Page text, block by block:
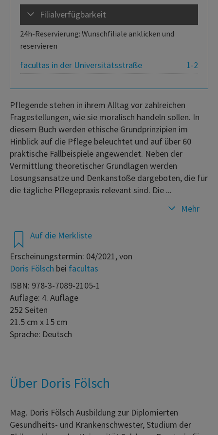
Filialverfügbarkeit
24h-Reservierung: Wunschfiliale anklicken und
reservieren
1-2
facultas in der Universitätsstraße
Auf die Merkliste
Erscheinungstermin: 04/2021, von
Doris Fölsch bei facultas
ISBN: 978-3-7089-2105-1
Auflage: 4. Auflage
252 Seiten
21.5 cm x 15 cm
Sprache: Deutsch
Pflegende stehen in ihrem Alltag vor zahlreichen
Fragestellungen, wie sie moralisch handeln sollen. In
diesem Buch werden ethische Grundprinzipien im
Hinblick auf die Pflege beleuchtet und auf über 60
praktische Fallbeispiele angewendet. Neben der
Vermittlung theoretischer Grundlagen werden
Lösungsansätze und Denkanstöße dargeboten, die für
die tägliche Pflegepraxis relevant sind. Die ...
Mehr
Über Doris Fölsch
Mag. Doris Fölsch Ausbildung zur Diplomierten
Gesundheits- und Krankenschwester, Studium der